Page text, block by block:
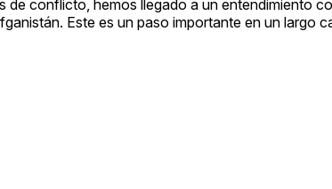
conflicto, hemos llegado a un entendimiento
Este es un paso importante en un largo